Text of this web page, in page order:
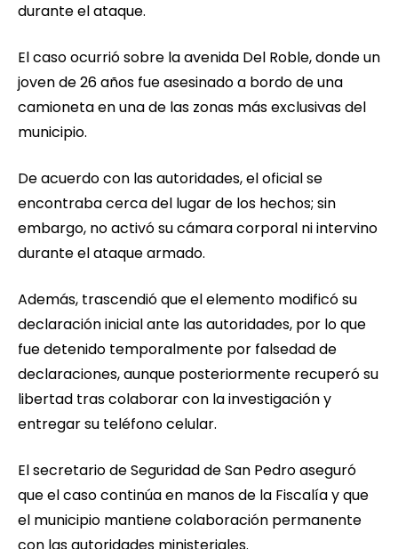
durante el ataque.
El caso ocurrió sobre la avenida Del Roble, donde un
joven de 26 años fue asesinado a bordo de una
camioneta en una de las zonas más exclusivas del
municipio.
De acuerdo con las autoridades, el oficial se
encontraba cerca del lugar de los hechos; sin
embargo, no activó su cámara corporal ni intervino
durante el ataque armado.
Además, trascendió que el elemento modificó su
declaración inicial ante las autoridades, por lo que
fue detenido temporalmente por falsedad de
declaraciones, aunque posteriormente recuperó su
libertad tras colaborar con la investigación y
entregar su teléfono celular.
El secretario de Seguridad de San Pedro aseguró
que el caso continúa en manos de la Fiscalía y que
el municipio mantiene colaboración permanente